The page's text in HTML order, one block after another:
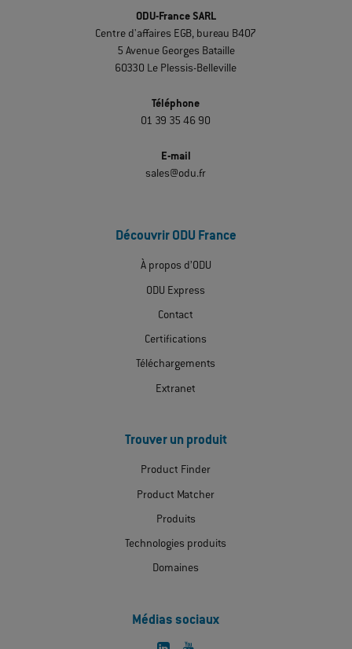
ODU-France SARL
Centre d'affaires EGB, bureau B407
5 Avenue Georges Bataille
60330 Le Plessis-Belleville
Téléphone
01 39 35 46 90
E-mail
sales@odu.fr
Découvrir ODU France
À propos d’ODU
ODU Express
Contact
Certifications
Téléchargements
Extranet
Trouver un produit
Product Finder
Product Matcher
Produits
Technologies produits
Domaines
Médias sociaux